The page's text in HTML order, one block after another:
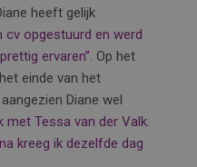
heeft gelijk
cv opgestuurd en werd
ervaren”. Op het
einde van het
Diane wel
met Tessa van der Valk.
kreeg ik dezelfde dag